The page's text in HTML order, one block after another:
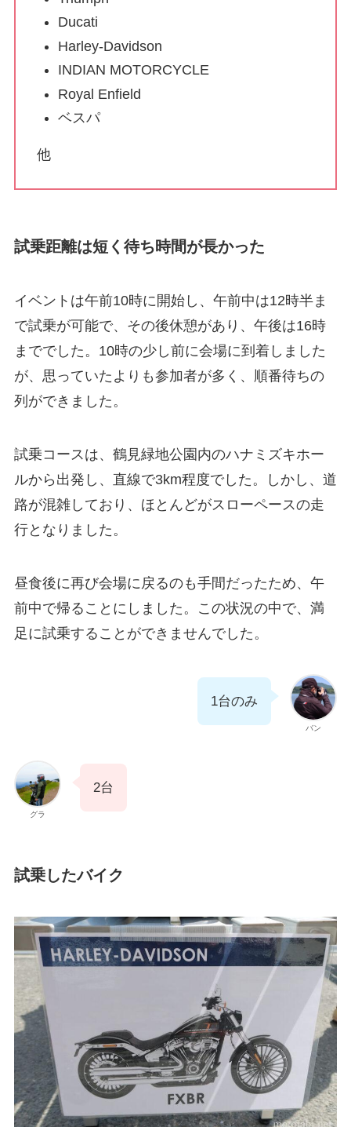
Ducati
Harley-Davidson
INDIAN MOTORCYCLE
Royal Enfield
ベスパ
他
試乗距離は短く待ち時間が長かった
イベントは午前10時に開始し、午前中は12時半ま
で試乗が可能で、その後休憩があり、午後は16時
まででした。10時の少し前に会場に到着しました
が、思っていたよりも参加者が多く、順番待ちの
列ができました。
試乗コースは、鶴見緑地公園内のハナミズキホー
ルから出発し、直線で3km程度でした。しかし、道
路が混雑しており、ほとんどがスローペースの走
行となりました。
昼食後に再び会場に戻るのも手間だったため、午
前中で帰ることにしました。この状況の中で、満
足に試乗することができませんでした。
バン
1台のみ
グラ
2台
試乗したバイク